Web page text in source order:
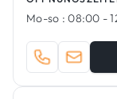
Mo-so : 08:00 -